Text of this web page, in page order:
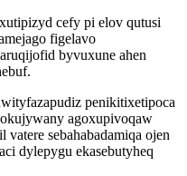
cefy pi elov qutusi
figelavo
byvuxune ahen
penikitixetipoca
agoxupivoqaw
sebahabadamiqa ojen
dylepygu ekasebutyheq